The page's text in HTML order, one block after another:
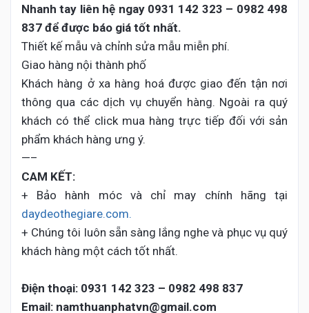
Nhanh tay liên hệ ngay 0931 142 323 – 0982 498
837 để được báo giá tốt nhất.
Thiết kế mẫu và chỉnh sửa mẫu miễn phí.
Giao hàng nội thành phố
Khách hàng ở xa hàng hoá được giao đến tận nơi
thông qua các dịch vụ chuyển hàng. Ngoài ra quý
khách có thể click mua hàng trực tiếp đối với sản
phẩm khách hàng ưng ý.
—–
CAM KẾT:
+ Bảo hành móc và chỉ may chính hãng tại
daydeothegiare.com.
+ Chúng tôi luôn sẵn sàng lắng nghe và phục vụ quý
khách hàng một cách tốt nhất.
Điện thoại: 0931 142 323 – 0982 498 837
Email: namthuanphatvn@gmail.com